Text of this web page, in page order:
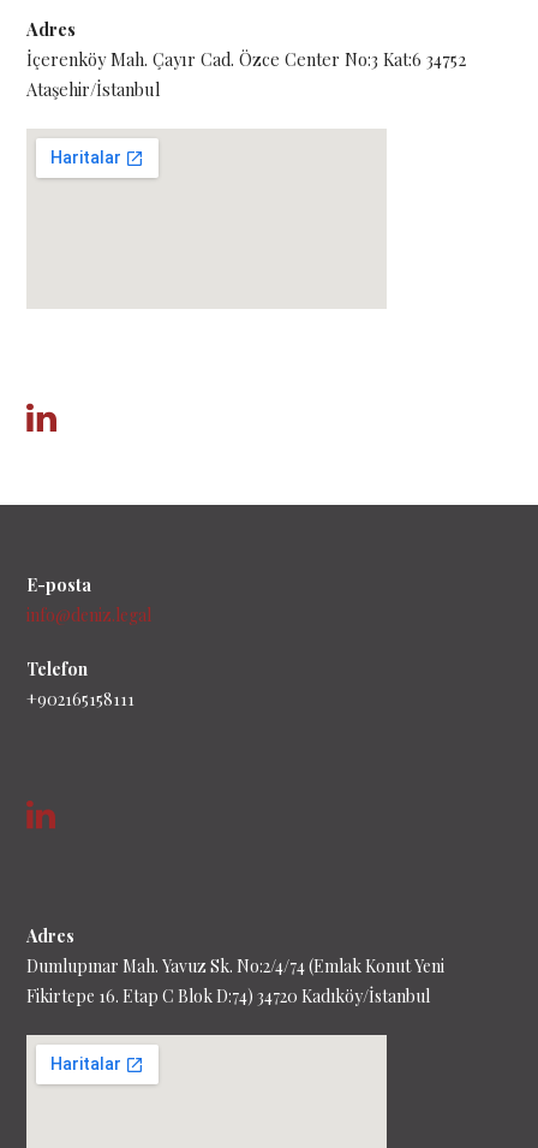
Adres
İçerenköy Mah. Çayır Cad. Özce Center No:3 Kat:6 34752
Ataşehir/İstanbul
E-posta
info@deniz.legal
Telefon
+902165158111
Adres
Dumlupınar Mah. Yavuz Sk. No:2/4/74 (Emlak Konut Yeni
Fikirtepe 16. Etap C Blok D:74) 34720 Kadıköy/İstanbul